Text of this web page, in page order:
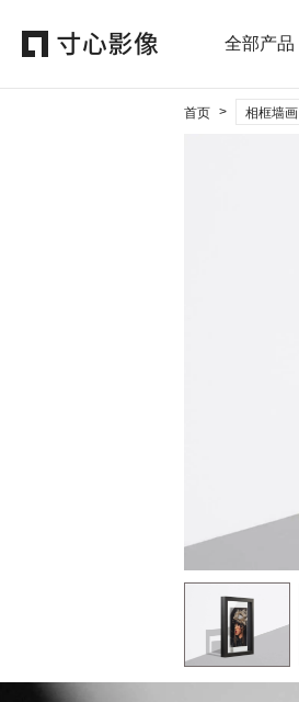
全部产品
首页 > 相框墙画